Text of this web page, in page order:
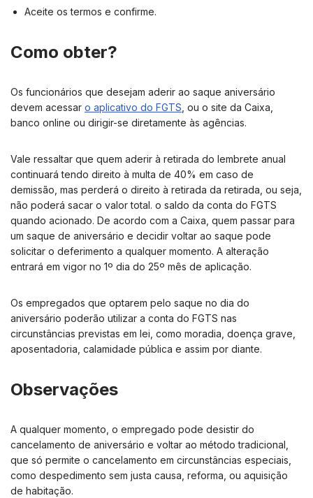
Aceite os termos e confirme.
Como obter?
Os funcionários que desejam aderir ao saque aniversário
devem acessar o aplicativo do FGTS , ou o site da Caixa,
banco online ou dirigir-se diretamente às agências.
Vale ressaltar que quem aderir à retirada do lembrete anual
continuará tendo direito à multa de 40% em caso de
demissão, mas perderá o direito à retirada da retirada, ou seja,
não poderá sacar o valor total. o saldo da conta do FGTS
quando acionado. De acordo com a Caixa, quem passar para
um saque de aniversário e decidir voltar ao saque pode
solicitar o deferimento a qualquer momento. A alteração
entrará em vigor no 1º dia do 25º mês de aplicação.
Os empregados que optarem pelo saque no dia do
aniversário poderão utilizar a conta do FGTS nas
circunstâncias previstas em lei, como moradia, doença grave,
aposentadoria, calamidade pública e assim por diante.
Observações
A qualquer momento, o empregado pode desistir do
cancelamento de aniversário e voltar ao método tradicional,
que só permite o cancelamento em circunstâncias especiais,
como despedimento sem justa causa, reforma, ou aquisição
de habitação.